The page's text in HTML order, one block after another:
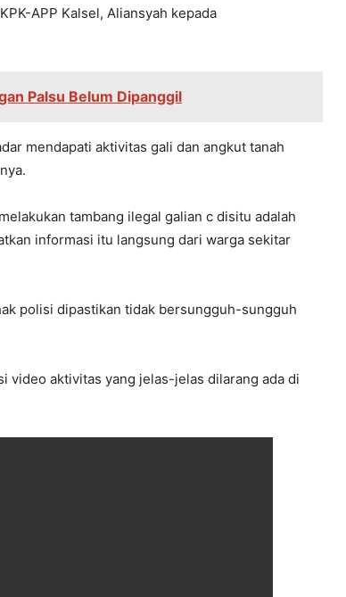
APP Kalsel, Aliansyah kepada
Palsu Belum Dipanggil
mendapati aktivitas gali dan angkut tanah
tambang ilegal galian c disitu adalah
informasi itu langsung dari warga sekitar
polisi dipastikan tidak bersungguh-sungguh
video aktivitas yang jelas-jelas dilarang ada di